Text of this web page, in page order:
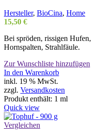
Hersteller, BioCina, Home
15,50 €
Bei spröden, rissigen
Hornspalten, Strahlfäule.
Zur Wunschliste hinzufügen
In den Warenkorb
inkl. 19 % MwSt.
zzgl. Versandkosten
Produkt enthält: 1 ml
Quick view
Vergleichen